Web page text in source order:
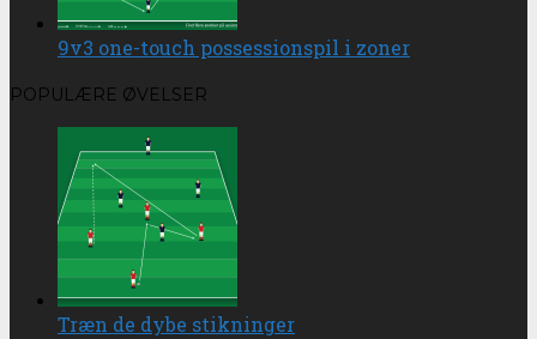
9v3 one-touch possessionspil i zoner
POPULÆRE ØVELSER
Træn de dybe stikninger